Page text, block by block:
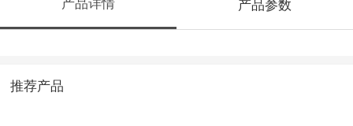
产品详情 产品参数
推荐产品